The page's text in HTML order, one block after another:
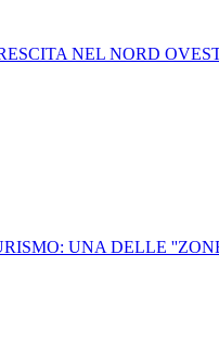
NEL NORD
UNA DELLE